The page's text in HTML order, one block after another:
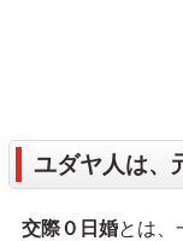
ユダヤ人は、
交際０日婚とは、